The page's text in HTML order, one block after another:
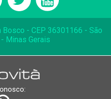
- CEP 36301166 - São
Minas Gerais